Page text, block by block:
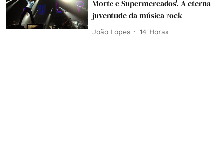
Morte e Supermercados'. A eterna
juventude da música rock
João Lopes 14 Horas